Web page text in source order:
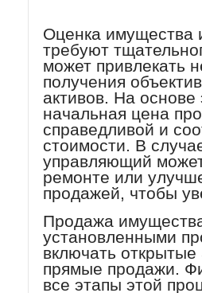
Оценка имущества
требуют
может привлекать
получения
активов. На
начальная цена
справедливой и
стоимости. В
управляющий
ремонте или
продажей, чтобы
Продажа
установленными
включать
прямые продажи.
все этапы этой